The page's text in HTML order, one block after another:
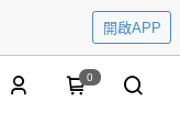
開啟APP
0